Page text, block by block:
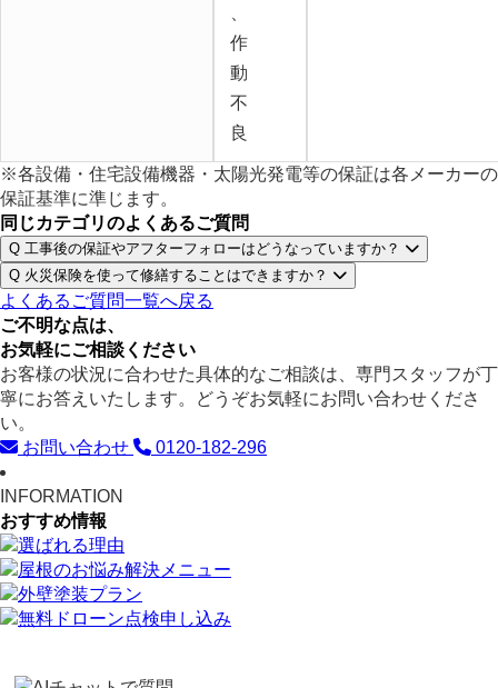
作
動
不
良
※各設備・住宅設備機器・太陽光発電等の保証は各メーカーの
保証基準に準じます。
同じカテゴリのよくあるご質問
Q 工事後の保証やアフターフォローはどうなっていますか？
Q 火災保険を使って修繕することはできますか？
よくあるご質問一覧へ戻る
ご不明な点は、
お気軽にご相談ください
お客様の状況に合わせた具体的なご相談は、専門スタッフが丁
寧にお答えいたします。どうぞお気軽にお問い合わせくださ
い。
お問い合わせ
0120-182-296
INFORMATION
おすすめ情報